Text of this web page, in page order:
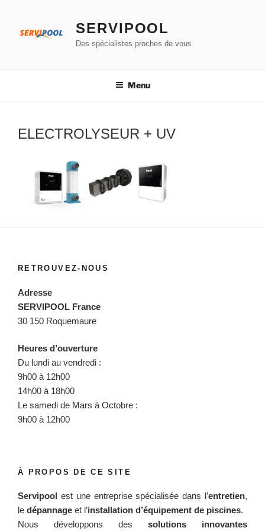
contenu
SERVIPOOL
Des spécialistes proches de vous
Menu
ELECTROLYSEUR + UV
RETROUVEZ-NOUS
Adresse
SERVIPOOL France
30 150 Roquemaure
Heures d’ouverture
Du lundi au vendredi :
9h00 à 12h00
14h00 à 18h00
Le samedi de Mars à Octobre :
9h00 à 12h00
À PROPOS DE CE SITE
Servipool est une entreprise spécialisée dans l’entretien,
le dépannage et l’installation d’équipement de piscines.
Nous développons des solutions innovantes